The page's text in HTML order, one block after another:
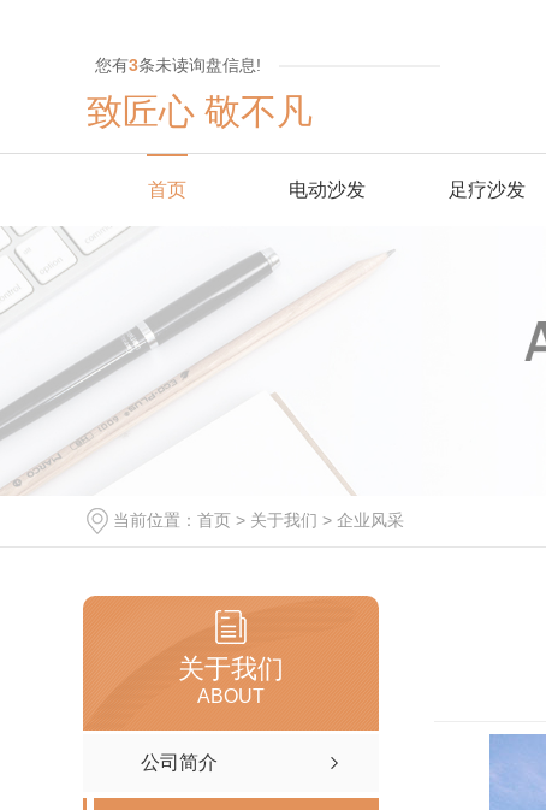
您有3条未读询盘信息!
致匠心 敬不凡
首页 电动沙发 足疗沙发
当前位置： 首页 > 关于我们 > 企业风采
关于我们
ABOUT
公司简介